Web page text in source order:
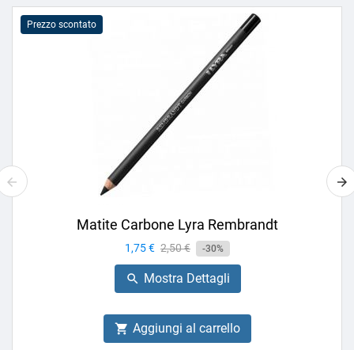
Prezzo scontato
Matite Carbone Lyra Rembrandt
Prezzo
1,75 € Prezzo
base
2,50 € -30%
 Mostra Dettagli
 Aggiungi al carrello